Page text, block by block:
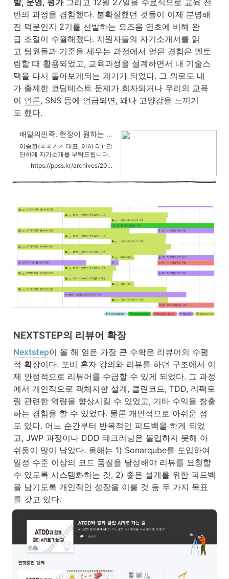
발, 운영, 평가 그리고 12월 27일을 수료식으로 교육 전
반의 과정을 경험했다. 불확실했던 것들이 이제 분명해
진 덕분인지 2기를 선발하는 요즈음 연초에 비해 완
급 조절이 수월해졌다. 지원자들의 자기소개서를 읽
고 팀원들과 기준을 세우는 과정에서 얻은 경험은 멘토
링할 때 활용되었고, 교육과정을 설계하면서 내 기술스
택을 다시 돌아보게되는 계기가 되었다. 그 외로도 내
가 출제한 코딩테스트 문제가 회자되거나 우리의 교육
이 언론, SNS 등에 언급되면, 꽤나 고양감을 느끼기
도 했다.
배달의민족, 현장이 원하는 개발자 교육에 나선 이유: 박재성 우아한테크코스 이사 인터뷰
이승환(ㅍㅍㅅㅅ 대표, 이하 리): 간
단하게 자기소개를 부탁드립니다.
박재성: '배달의민족'으로 잘 알려
진 우아한형제들의 개발 교육 코스
자리를 제안해 주셨습니다. 리: 어
쩌다 우아한형제들, 배민과 연을 맺
게 된 건가요? 박재성: 2년 전인
2017년, 우아한형제들에서 내부 재
직자 교육을 제안해 주셨어요.
https://ppss.kr/archives/201479
NEXTSTEP의 리뷰어 확장
Nextstep이 올 해 얻은 가장 큰 수확은 리뷰어의 수평
적 확장이다. 포비 혼자 강의와 리뷰를 하던 구조에서 이
제 안정적으로 리뷰어를 수급할 수 있게 되었다. 그 과정
에서 개인적으로 객체지향 설계, 클린코드, TDD, 리팩토
링 관련한 역량을 향상시킬 수 있었고, 기타 수익을 창출
하는 경험을 할 수 있었다. 물론 개인적으로 아쉬운 점
도 있다. 어느 순간부터 반복적인 피드백을 하게 되었
고, JWP 과정이나 DDD 테크러닝은 몰입하지 못해 아
쉬움이 많이 남았다. 올해는 1) Sonarqube를 도입하여
일정 수준 이상의 코드 품질을 달성해야 리뷰를 요청할
수 있도록 시스템화하는 것, 2) 좋은 설계를 위한 피드백
을 남기도록 개인적인 성장을 이룰 것 등 두 가지 목표
를 갖고 있다.